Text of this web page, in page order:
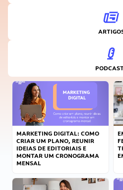
MARKETING DIGITAL: COMO
CRIAR UM PLANO, REUNIR
IDEIAS DE EDITORIAIS E
MONTAR UM CRONOGRAMA
MENSAL